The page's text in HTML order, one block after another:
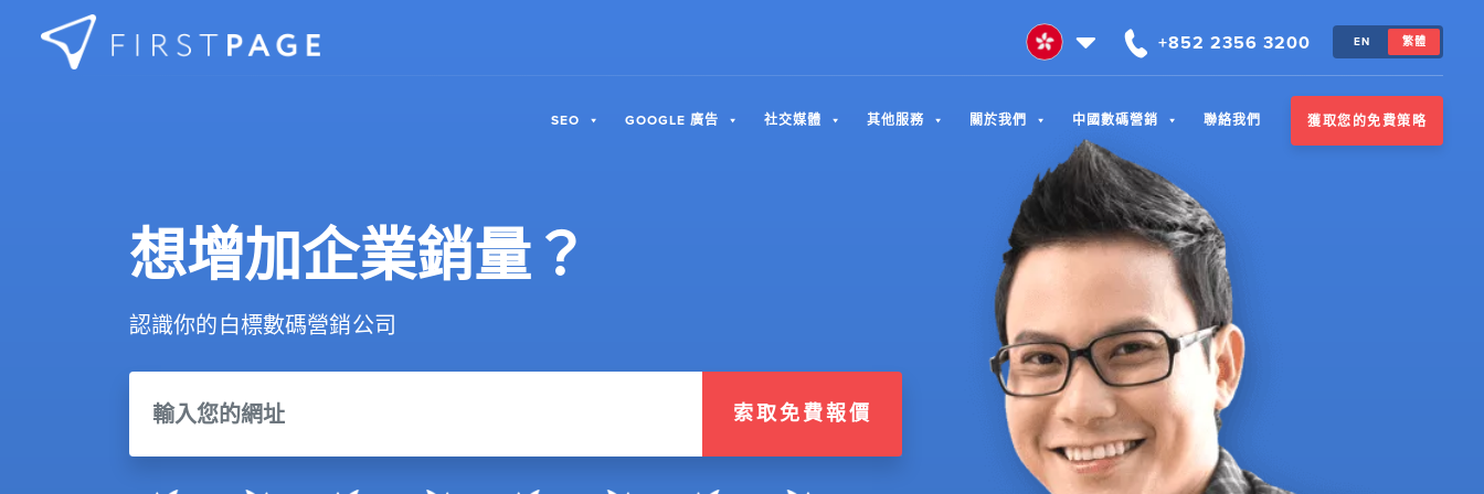
Skip to content
+852 2356 3200 EN 繁體
SEO GOOGLE 廣告 社交媒體 其他服務 關於我們 中國數碼營銷 聯絡我們 獲取您的免費策略
想增加企業銷量？
認識你的白標數碼營銷公司
索取免費報價